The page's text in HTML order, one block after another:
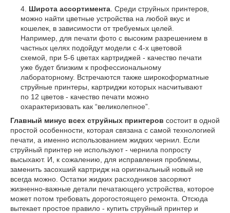
Широта ассортимента . Среди струйных принтеров,
можно найти цветные устройства на любой вкус и
кошелек, в зависимости от требуемых целей.
Например, для печати фото с высоким разрешением в
частных целях подойдут модели с 4-х цветовой
схемой, при 5-6 цветах картриджей - качество печати
уже будет близким к профессиональному
лабораторному. Встречаются также широкоформатные
струйные принтеры, картриджи которых насчитывают
по 12 цветов - качество печати можно
охарактеризовать как “великолепное”.
Главный минус всех струйных принтеров состоит в одной
простой особенности, которая связана с самой технологией
печати, а именно использованием жидких чернил. Если
струйный принтер не используют - чернила попросту
высыхают. И, к сожалению, для исправления проблемы,
заменить засохший картридж на оригинальный новый не
всегда можно. Остатки жидких расходников засоряют
жизненно-важные детали печатающего устройства, которое
может потом требовать дорогостоящего ремонта. Отсюда
вытекает простое правило - купить струйный принтер и